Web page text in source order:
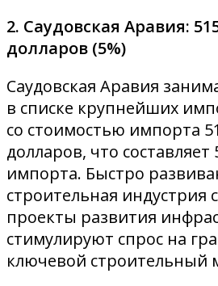
2. Саудовская Аравия:
долларов (5%)
Саудовская Аравия
в списке крупнейших
со стоимостью импорта
долларов, что
импорта. Быстро
строительная индустрия
проекты развития
стимулируют спрос на
ключевой строительный